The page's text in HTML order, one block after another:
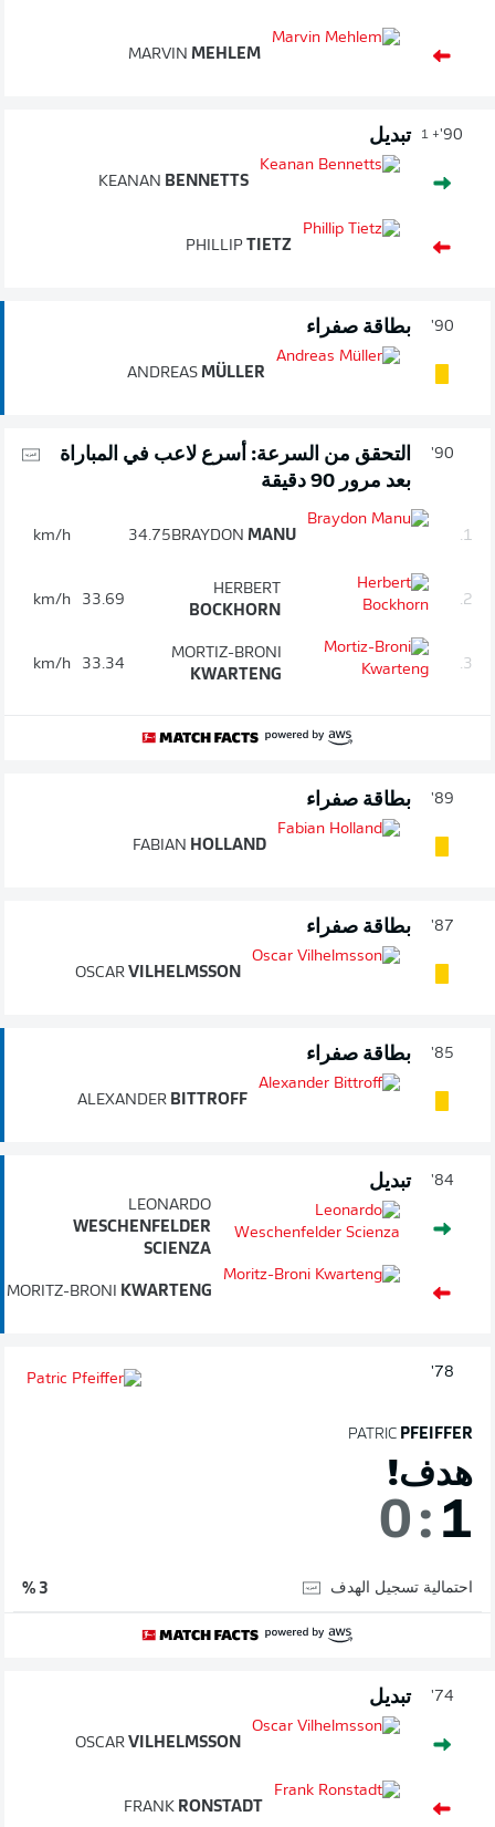
MARVIN MEHLEM
90'
+ 1 تبديل
KEANAN BENNETTS
PHILLIP TIETZ
90' بطاقة صفراء
ANDREAS MÜLLER
90'
التحقق من السرعة: أسرع لاعب في المباراة
بعد مرور 90 دقيقة
1.
BRAYDON MANU
34.75
km/h
2.
HERBERT
BOCKHORN
33.69
km/h
3.
MORTIZ-BRONI
KWARTENG
33.34
km/h
89' بطاقة صفراء
FABIAN HOLLAND
87' بطاقة صفراء
OSCAR VILHELMSSON
85' بطاقة صفراء
ALEXANDER BITTROFF
84' تبديل
LEONARDO
WESCHENFELDER
SCIENZA
MORITZ-BRONI KWARTENG
78'
PATRIC PFEIFFER
هدف!
0: 1
احتمالية تسجيل الهدف 3 %
74' تبديل
OSCAR VILHELMSSON
FRANK RONSTADT